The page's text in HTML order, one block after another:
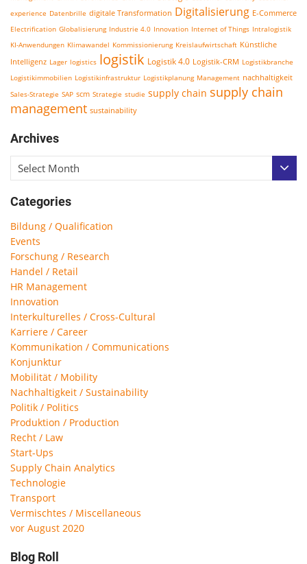
experience Datenbrille digitale Transformation Digitalisierung E-Commerce
Electrification Globalisierung Industrie 4.0 Innovation Internet of Things Intralogistik
KI-Anwendungen Klimawandel Kommissionierung Kreislaufwirtschaft Künstliche
Intelligenz Lager logistics logistik Logistik 4.0 Logistik-CRM Logistikbranche
Logistikimmobilien Logistikinfrastruktur Logistikplanung Management nachhaltigkeit
Sales-Strategie SAP scm Strategie studie supply chain supply chain
management sustainability
Archives
Select Month
Categories
Bildung / Qualification
Events
Forschung / Research
Handel / Retail
HR Management
Innovation
Interkulturelles / Cross-Cultural
Karriere / Career
Kommunikation / Communications
Konjunktur
Mobilität / Mobility
Nachhaltigkeit / Sustainability
Politik / Politics
Produktion / Production
Recht / Law
Start-Ups
Supply Chain Analytics
Technologie
Transport
Vermischtes / Miscellaneous
vor August 2020
Blog Roll